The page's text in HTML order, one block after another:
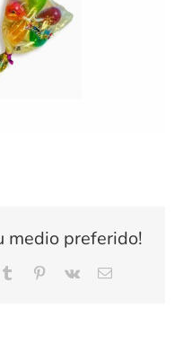
medio preferido!
Tumblr Pinterest
Vk
Correo